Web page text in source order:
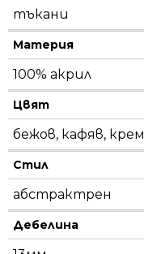
тъкани
Материя
100% акрил
Цвят
бежов, кафяв, крем
Стил
абстрактрен
Дебелина